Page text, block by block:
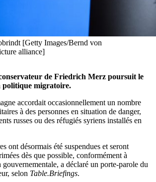
[Getty Images/Bernd von
alliance]
de Friedrich Merz poursuit le
politique migratoire.
accordait occasionnellement un nombre
à des personnes en situation de danger,
russes ou des réfugiés syriens installés en
ont désormais été suspendues et seront
dès que possible, conformément à
a déclaré un porte-parole du
selon Table.Briefings.